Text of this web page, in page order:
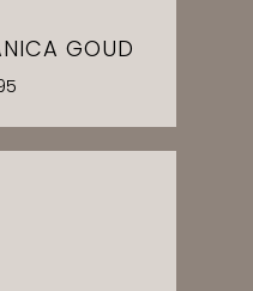
IN THE CART.
GOUD